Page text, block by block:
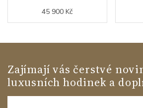
45 900 Kč
Zajímají vás čerstvé
luxusních hodinek a